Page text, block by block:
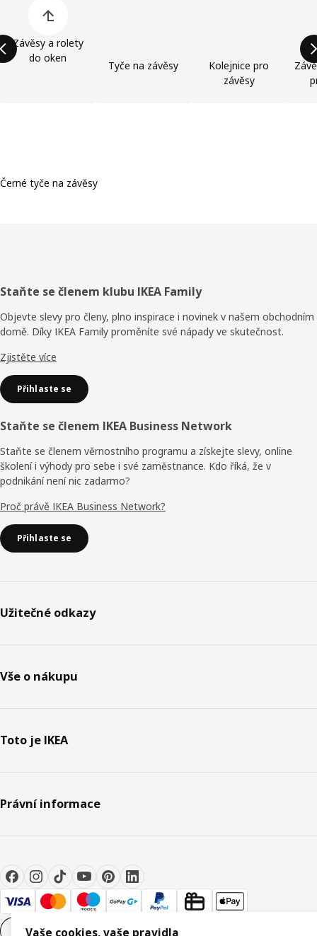
Závěsy a rolety
do oken
Tyče na závěsy
Kolejnice pro
závěsy
Černé tyče na závěsy
Zápatí
Staňte se členem klubu IKEA Family
Objevte slevy pro členy, plno inspirace i novinek v našem obchodním
domě. Díky IKEA Family proměníte své nápady ve skutečnost.
Zjistěte více
Přihlaste se
Staňte se členem IKEA Business Network
Staňte se členem věrnostního programu a získejte slevy, online
školení i výhody pro sebe i své zaměstnance. Kdo říká, že v
podnikání není nic zadarmo?
Proč právě IKEA Business Network?
Přihlaste se
Užitečné odkazy
Vše o nákupu
Toto je IKEA
Právní informace
Nastavení souborů cookie